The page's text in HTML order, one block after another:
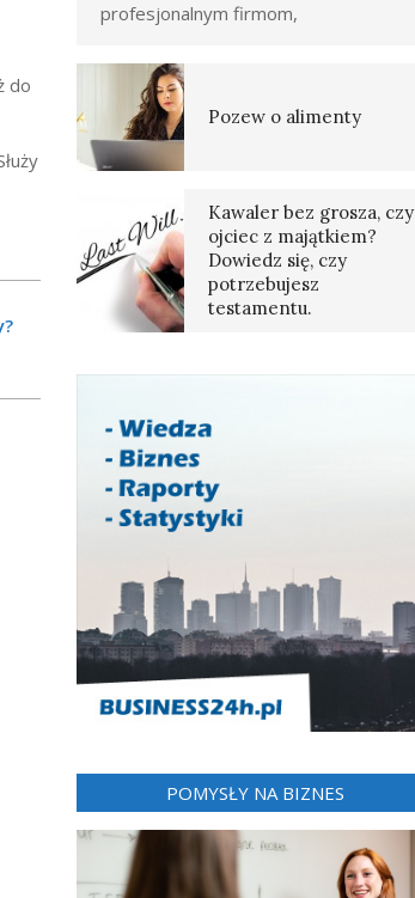
do
profesjonalnym firmom,
Pozew o alimenty
Kawaler bez grosza, czy
ojciec z majątkiem?
Dowiedz się, czy
potrzebujesz
testamentu.
POMYSŁY NA BIZNES